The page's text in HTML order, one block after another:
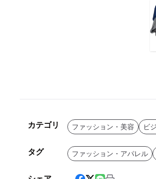
カテゴリ ファッション・美容 ビ
タグ ファッション・アパレル